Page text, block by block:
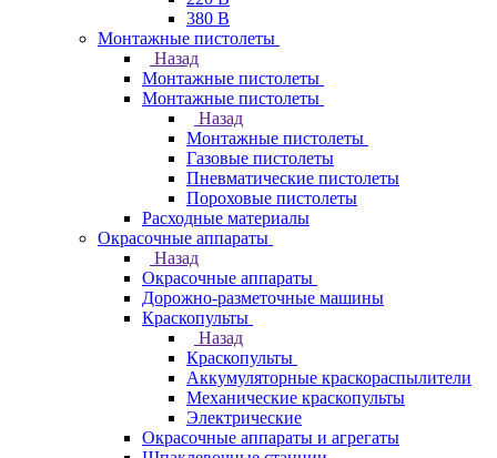
380 В
Монтажные пистолеты
Назад
Монтажные пистолеты
Монтажные пистолеты
Назад
Монтажные пистолеты
Газовые пистолеты
Пневматические пистолеты
Пороховые пистолеты
Расходные материалы
Окрасочные аппараты
Назад
Окрасочные аппараты
Дорожно-разметочные машины
Краскопульты
Назад
Краскопульты
Аккумуляторные краскораспылители
Механические краскопульты
Электрические
Окрасочные аппараты и агрегаты